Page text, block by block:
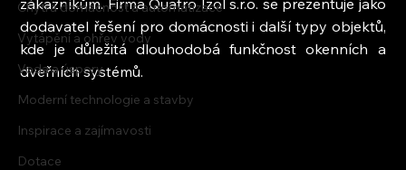
Chytrá domácnost a automatizace
Vytápění a ohřev vody
Voda a úspory
Moderní technologie a stavby
Inspirace a zajímavosti
Dotace
zákazníkům. Firma Quatro Izol s.r.o. se prezentuje jako
dodavatel řešení pro domácnosti i další typy objektů,
kde je důležitá dlouhodobá funkčnost okenních a
dveřních systémů.